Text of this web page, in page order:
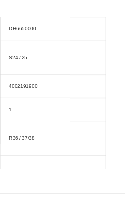
DH6650000
S24 / 25
4002191900
1
R36 / 37/38